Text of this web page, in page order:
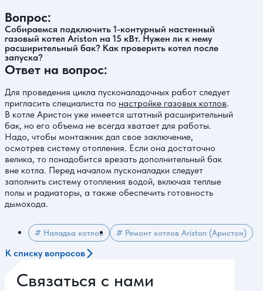
Вопрос:
Собираемся подключить 1-контурный настенный
газовый котел Ariston на 15 кВт. Нужен ли к нему
расширительный бак? Как проверить котел после
запуска?
Ответ на вопрос:
Для проведения цикла пусконаладочных работ следует
пригласить специалиста по настройке газовых котлов.
В котле Аристон уже имеется штатный расширительный
бак, но его объема не всегда хватает для работы.
Надо, чтобы монтажник дал свое заключение,
осмотрев систему отопления. Если она достаточно
велика, то понадобится врезать дополнительный бак
вне котла. Перед началом пусконаладки следует
заполнить систему отопления водой, включая теплые
полы и радиаторы, а также обеспечить готовность
дымохода.
# Наладка котлов # Ремонт котлов Ariston (Аристон)
К списку вопросов
Связаться с нами